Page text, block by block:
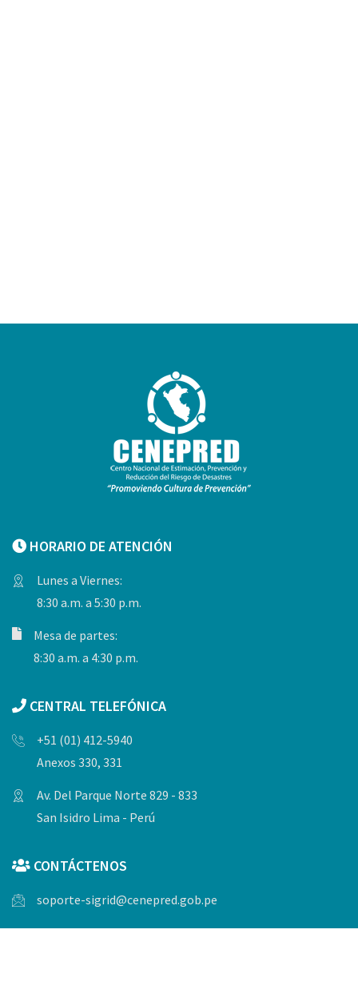
HORARIO DE ATENCIÓN
Lunes a Viernes:
8:30 a.m. a 5:30 p.m.
Mesa de partes:
8:30 a.m. a 4:30 p.m.
CENTRAL TELEFÓNICA
+51 (01) 412-5940
Anexos 330, 331
Av. Del Parque Norte 829 - 833
San Isidro Lima - Perú
CONTÁCTENOS
soporte-sigrid@cenepred.gob.pe